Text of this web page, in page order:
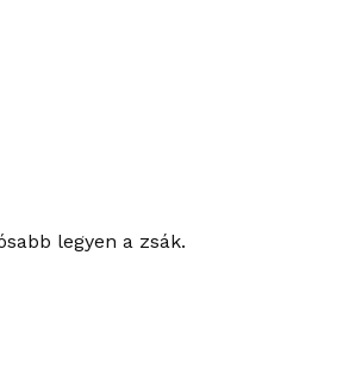
legyen a zsák.